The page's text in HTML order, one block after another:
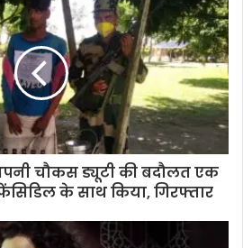
चौकस ड्यूटी की बदौलत एक
के साथ किया, गिरफ्तार